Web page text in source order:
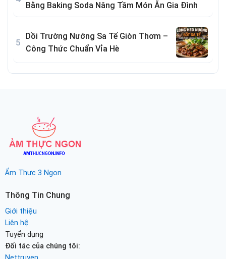
Bằng Baking Soda Nâng Tầm Món Ăn Gia Đình
Dồi Trường Nướng Sa Tế Giòn Thơm –
Công Thức Chuẩn Vỉa Hè
Ẩm Thực 3 Ngon
Thông Tin Chung
Giới thiệu
Liên hệ
Tuyển dụng
Đối tác của chúng tôi: